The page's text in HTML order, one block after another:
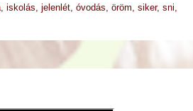
, iskolás jelenlét, óvodás öröm siker, sni